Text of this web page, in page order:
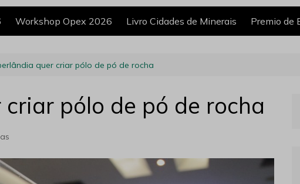
Workshop Opex 2026 Livro Cidades de Minerais Premio de
quer criar pólo de pó de rocha
pólo de pó de rocha